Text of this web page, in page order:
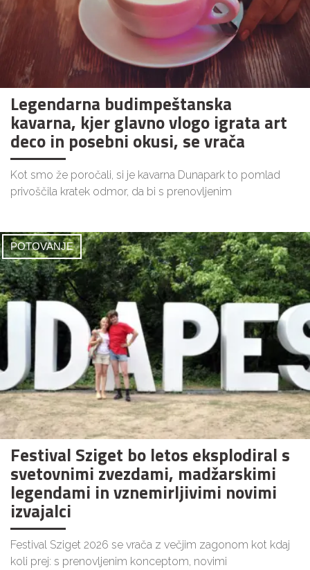
Legendarna budimpeštanska
kavarna, kjer glavno vlogo igrata art
deco in posebni okusi, se vrača
Kot smo že poročali, si je kavarna Dunapark to pomlad
privoščila kratek odmor, da bi s prenovljenim
POTOVANJE
Festival Sziget bo letos eksplodiral s
svetovnimi zvezdami, madžarskimi
legendami in vznemirljivimi novimi
izvajalci
Festival Sziget 2026 se vrača z večjim zagonom kot kdaj
koli prej: s prenovljenim konceptom, novimi